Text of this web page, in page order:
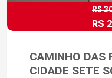
R$
R$
CAMINHO DAS
CIDADE SETE